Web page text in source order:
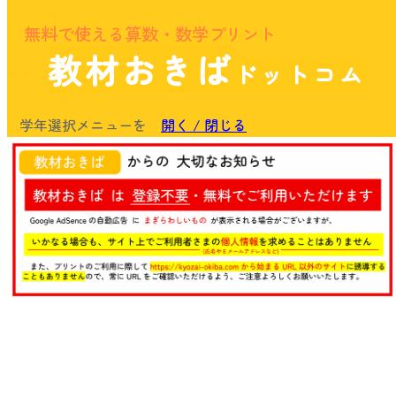
無料で使える算数・数学プリント
教材おきば ドットコム
学年選択メニューを 開く / 閉じる